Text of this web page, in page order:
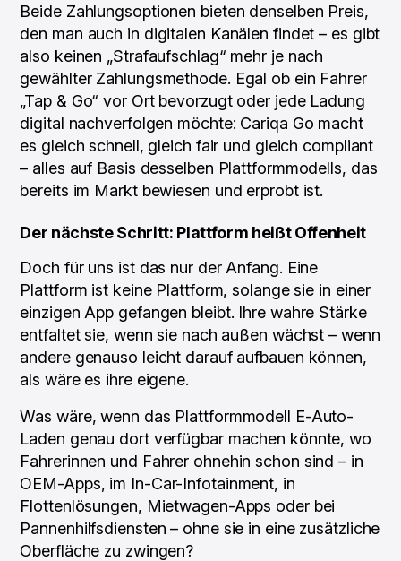
Beide Zahlungsoptionen bieten denselben Preis,
den man auch in digitalen Kanälen findet – es gibt
also keinen „Strafaufschlag“ mehr je nach
gewählter Zahlungsmethode. Egal ob ein Fahrer
„Tap & Go“ vor Ort bevorzugt oder jede Ladung
digital nachverfolgen möchte: Cariqa Go macht
es gleich schnell, gleich fair und gleich compliant
– alles auf Basis desselben Plattformmodells, das
bereits im Markt bewiesen und erprobt ist.
Der nächste Schritt: Plattform heißt Offenheit
Doch für uns ist das nur der Anfang. Eine
Plattform ist keine Plattform, solange sie in einer
einzigen App gefangen bleibt. Ihre wahre Stärke
entfaltet sie, wenn sie nach außen wächst – wenn
andere genauso leicht darauf aufbauen können,
als wäre es ihre eigene.
Was wäre, wenn das Plattformmodell E-Auto-
Laden genau dort verfügbar machen könnte, wo
Fahrerinnen und Fahrer ohnehin schon sind – in
OEM-Apps, im In-Car-Infotainment, in
Flottenlösungen, Mietwagen-Apps oder bei
Pannenhilfsdiensten – ohne sie in eine zusätzliche
Oberfläche zu zwingen?